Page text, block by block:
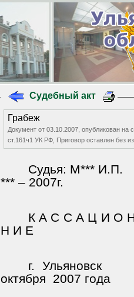
Судебный акт
Грабеж
Документ от 03.10.2007, опубликован на
ст.161ч1 УК РФ, Приговор оставлен без
Судья: М*** И.П.
*** – 2007г.
К А С С А Ц И О
Н И Е
г.
Ульяновск
октября 2007 года